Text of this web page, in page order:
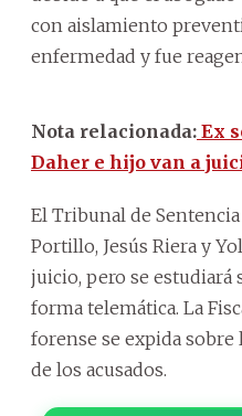
con aislamiento
enfermedad y fue
Nota relacionada: Ex
Daher e hijo van a
El Tribunal de
Portillo, Jesús Riera y
juicio, pero se estudiará
forma telemática. La
forense se expida
de los acusados.